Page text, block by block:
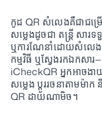
កូដ QR សំលេងគឺជាជម្រ
សម្លេងដូចជា តន្ត្រី សារ
ឬការណែនាំដោយសំលេង…
កម្មវិធី ឬស្វែងរកឯកសារ
iCheckQR អ្នកអាចង
សម្លេង ប្ដូររចនាតាមម៉ា
QR ដាយណាមិច។